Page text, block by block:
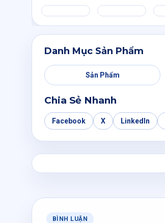
Danh Mục Sản Phẩm
Sản Phẩm
Chia Sẻ Nhanh
Facebook X LinkedIn
BÌNH LUẬN